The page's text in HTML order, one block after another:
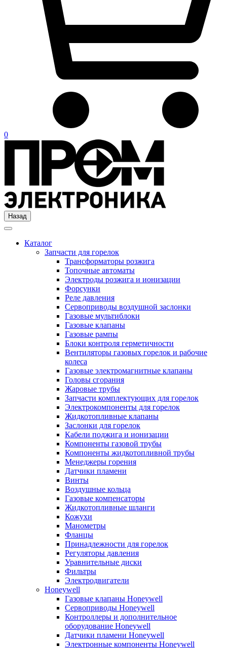
0
Назад
Каталог
Запчасти для горелок
Трансформаторы розжига
Топочные автоматы
Электроды розжига и ионизации
Форсунки
Реле давления
Сервоприводы воздушной заслонки
Газовые мультиблоки
Газовые клапаны
Газовые рампы
Блоки контроля герметичности
Вентиляторы газовых горелок и рабочие
колеса
Газовые электромагнитные клапаны
Головы сгорания
Жаровые трубы
Запчасти комплектующих для горелок
Электрокомпоненты для горелок
Жидкотопливные клапаны
Заслонки для горелок
Кабели поджига и ионизации
Компоненты газовой трубы
Компоненты жидкотопливной трубы
Менеджеры горения
Датчики пламени
Винты
Воздушные кольца
Газовые компенсаторы
Жидкотопливные шланги
Кожухи
Манометры
Фланцы
Принадлежности для горелок
Регуляторы давления
Уравнительные диски
Фильтры
Электродвигатели
Honeywell
Газовые клапаны Honeywell
Сервоприводы Honeywell
Контроллеры и дополнительное
оборудование Honeywell
Датчики пламени Honeywell
Электронные компоненты Honeywell